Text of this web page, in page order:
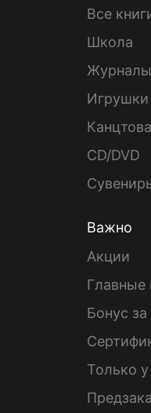
Все
Школа
Журналы
Игрушки
CD/DVD
Важно
Акции
Главные
Бонус
Только